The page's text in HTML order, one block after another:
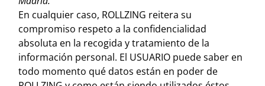
En cualquier caso, ROLLZING reitera su
compromiso respeto a la confidencialidad
absoluta en la recogida y tratamiento de la
información personal. El USUARIO puede saber en
todo momento qué datos están en poder de